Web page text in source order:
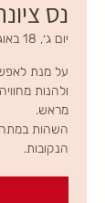
נס
יום ג׳, 18 באוג׳
על מנת
ולהנות
השהות
הנקובות.